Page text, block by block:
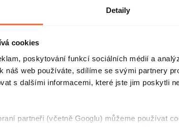
Detaily
cookies
poskytování funkcí sociálních médií a
náš web používáte, sdílíme se svými partnery
s dalšími informacemi, které jste jim poskytli
partneři (včetně Googlu) můžeme používat
O
v
l
d